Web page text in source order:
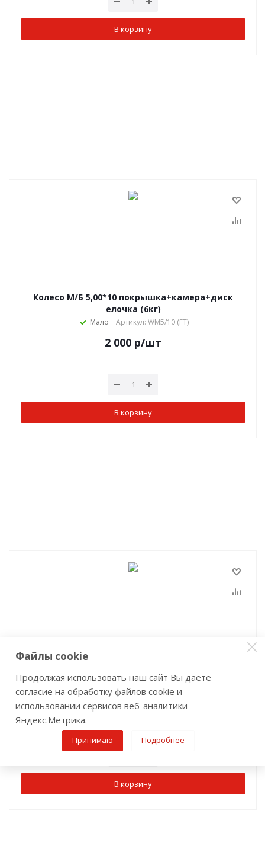
В корзину
Колесо М/Б 5,00*10 покрышка+камера+диск
елочка (6кг)
Мало Артикул: WM5/10 (FT)
2 000 р/шт
В корзину
ZP5 S000000002172
Мало Артикул: sale_S000000002172
60 000р /шт
В корзину
Файлы cookie
Продолжая использовать наш сайт Вы даете
согласие на обработку файлов cookie и
использовании сервисов веб-аналитики
Яндекс.Метрика.
Принимаю Подробнее